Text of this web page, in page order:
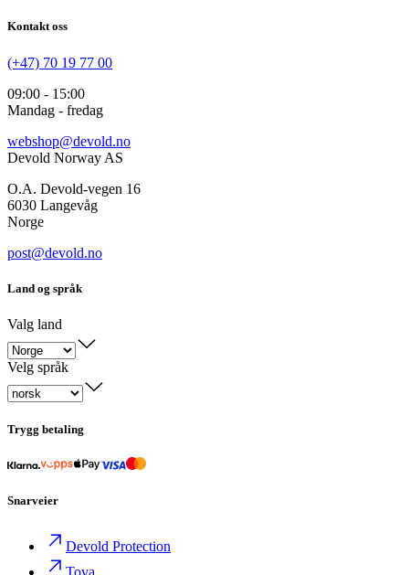
Kontakt oss
(+47) 70 19 77 00
09:00 - 15:00
Mandag - fredag
webshop@devold.no
Devold Norway AS
O.A. Devold-vegen 16
6030 Langevåg
Norge
post@devold.no
Land og språk
Valg land
Velg språk
Trygg betaling
Snarveier
Devold Protection
Tova